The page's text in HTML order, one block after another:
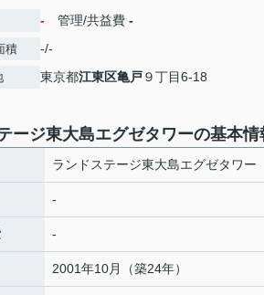
- 管理/共益費 -
積 -/-
東京都江東区亀戸９丁目6-18
ージ東大島エグゼタワーの基本情
ランドステージ東大島エグゼタワー
-
-
2001年10月（築24年）